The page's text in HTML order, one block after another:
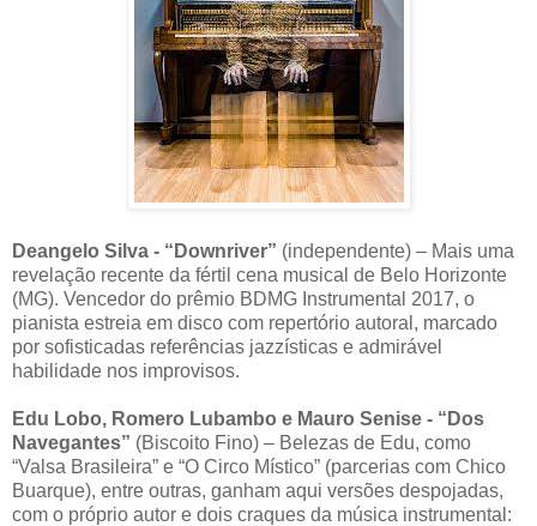
Deangelo Silva - “Downriver” (independente) – Mais uma
revelação recente da fértil cena musical de Belo Horizonte
(MG). Vencedor do prêmio BDMG Instrumental 2017, o
pianista estreia em disco com repertório autoral, marcado
por sofisticadas referências jazzísticas e admirável
habilidade nos improvisos.
Edu Lobo, Romero Lubambo e Mauro Senise - “Dos
Navegantes” (Biscoito Fino) – Belezas de Edu, como
“Valsa Brasileira” e “O Circo Místico” (parcerias com Chico
Buarque), entre outras, ganham aqui versões despojadas,
com o próprio autor e dois craques da música instrumental: